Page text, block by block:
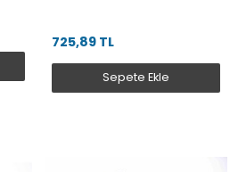
725,89 TL
Sepete Ekle